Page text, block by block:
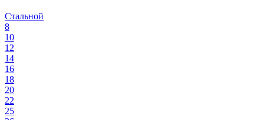
Стальной
8
10
12
14
16
18
20
22
25